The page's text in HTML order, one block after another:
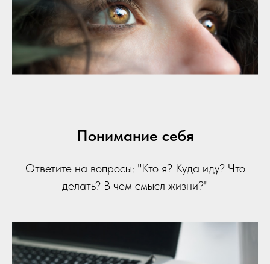
Понимание себя
Ответите на вопросы: "Кто я? Куда иду? Что
делать? В чем смысл жизни?"